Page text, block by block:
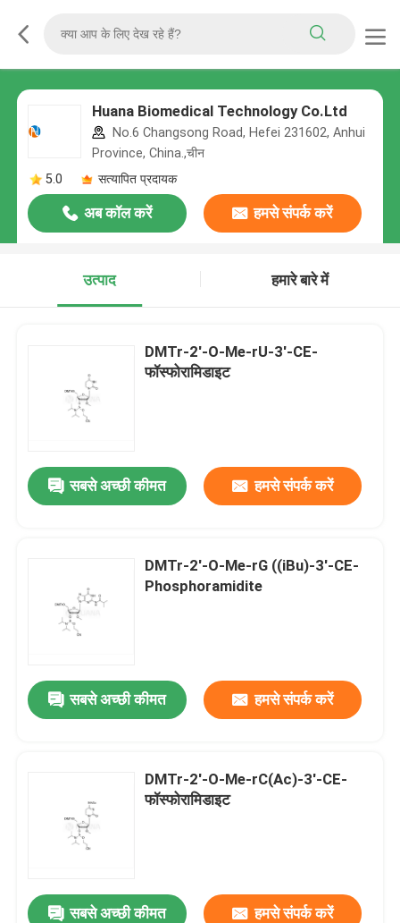
Huana Biomedical Technology Co.Ltd
No.6 Changsong Road, Hefei 231602, Anhui
Province, China.,चीन
5.0
सत्यापित प्रदायक
अब कॉल करें हमसे संपर्क करें
उत्पाद हमारे बारे में
DMTr-2'-O-Me-rU-3'-CE-
फॉस्फोरामिडाइट
सबसे अच्छी कीमत हमसे संपर्क करें
DMTr-2'-O-Me-rG ((iBu)-3'-CE-
Phosphoramidite
सबसे अच्छी कीमत हमसे संपर्क करें
DMTr-2'-O-Me-rC(Ac)-3'-CE-
फॉस्फोरामिडाइट
सबसे अच्छी कीमत हमसे संपर्क करें